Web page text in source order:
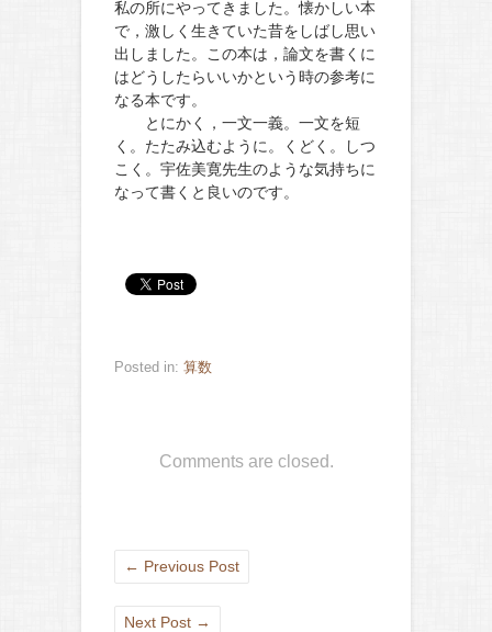
私の所にやってきました。懐かしい本
で，激しく生きていた昔をしばし思い
出しました。この本は，論文を書くに
はどうしたらいいかという時の参考に
なる本です。
とにかく，一文一義。一文を短
く。たたみ込むように。くどく。しつ
こく。宇佐美寛先生のような気持ちに
なって書くと良いのです。
Posted in: 算数
Comments are closed.
← Previous Post
Next Post →